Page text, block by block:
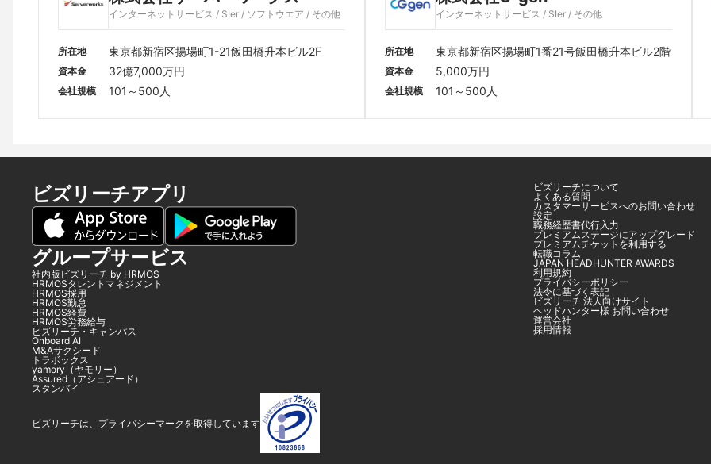
インターネットサービス / SIer / ソフトウエア / その他
所在地 東京都新宿区揚場町1-21飯田橋升本ビル2F
資本金 32億7,000万円
会社規模 101～500人
インターネットサービス / SIer / その他
所在地 東京都新宿区揚場町1番21号飯田橋升本ビル2階
資本金 5,000万円
会社規模 101～500人
ビズリーチアプリ
グループサービス
社内版ビズリーチ by HRMOS
HRMOSタレントマネジメント
HRMOS採用
HRMOS勤怠
HRMOS経費
HRMOS労務給与
ビズリーチ・キャンパス
Onboard AI
M&Aサクシード
トラボックス
yamory（ヤモリー）
Assured（アシュアード）
スタンバイ
ビズリーチについて
よくある質問
カスタマーサービスへのお問い合わせ
設定
職務経歴書代行入力
プレミアムステージにアップグレード
プレミアムチケットを利用する
転職コラム
JAPAN HEADHUNTER AWARDS
利用規約
プライバシーポリシー
法令に基づく表記
ビズリーチ 法人向けサイト
ヘッドハンター様 お問い合わせ
運営会社
採用情報
ビズリーチは、プライバシーマークを取得しています